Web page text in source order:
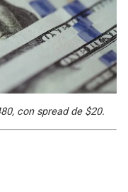
con spread de $20.